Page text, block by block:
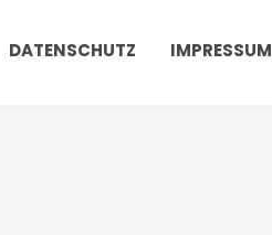
DATENSCHUTZ IMPRESSUM